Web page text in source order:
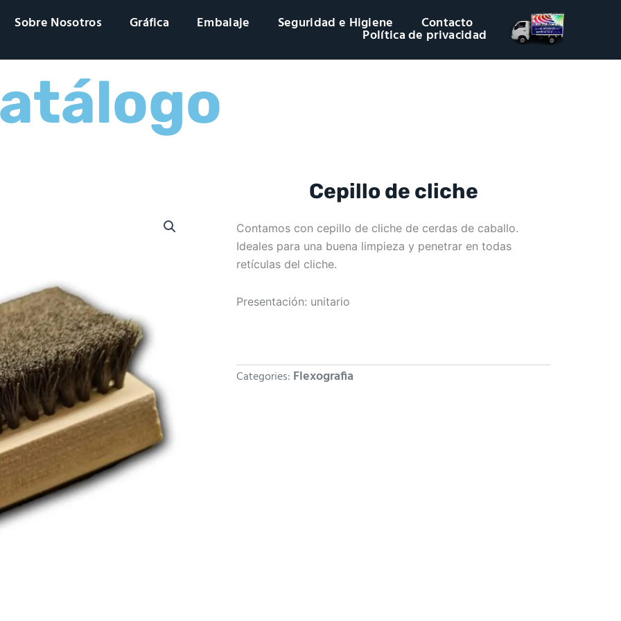
Sobre Nosotros Gráfica Embalaje Seguridad e Higiene Contacto
Política de privacidad
Cepillo de cliche
Contamos con cepillo de cliche de cerdas de caballo.
Ideales para una buena limpieza y penetrar en todas
retículas del cliche.
Presentación: unitario
Categories: Flexografia